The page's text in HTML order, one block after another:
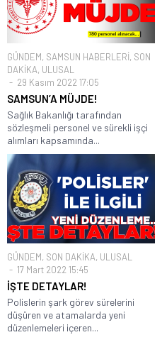
GÜNDEM, SAMSUN HABERLERİ, SON
DAKİKA, ULUSAL
29 Kasım 2022 17:05
SAMSUN’A MÜJDE!
Sağlık Bakanlığı tarafından
sözleşmeli personel ve sürekli işçi
alımları kapsamında...
GÜNDEM, SON DAKİKA, ULUSAL
17 Mart 2022 15:45
İŞTE DETAYLAR!
Polislerin şark görev sürelerini
düşüren ve atamalarda yeni
düzenlemeleri içeren...